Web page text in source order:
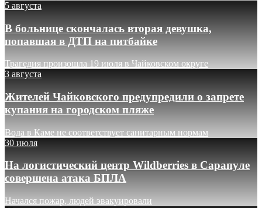
5 августа
В больнице скончалась вторая девушка,
попавшая в ДТП на питбайке
Трагедия произошла 19 июля в Чайковском округе
3 августа
Жителей Чайковского предупредили о запрете
купания на городском пляже
Вода в Каме не соответствует санитарным нормам
30 июля
На логистический центр Wildberries в Сарапуле
совершена атака БПЛА
Начался пожар, людей эвакуировали